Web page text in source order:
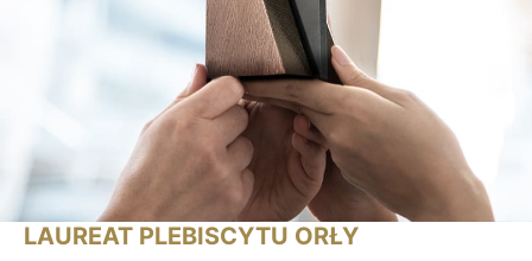
LAUREAT PLEBISCYTU ORŁY